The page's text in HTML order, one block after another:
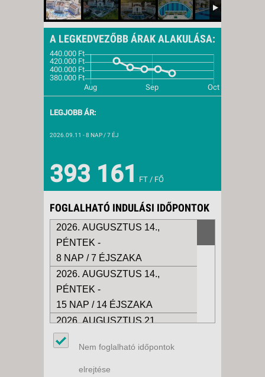
A LEGKEDVEZŐBB ÁRAK ALAKULÁSA:
LEGJOBB ÁR:
2026.09.11 - 8 NAP / 7 ÉJ
393 161 FT / FŐ
FOGLALHATÓ INDULÁSI IDŐPONTOK
2026. AUGUSZTUS 14.,
PÉNTEK -
8 NAP / 7 ÉJSZAKA
2026. AUGUSZTUS 14.,
PÉNTEK -
15 NAP / 14 ÉJSZAKA
2026. AUGUSZTUS 21.,
PÉNTEK -
15 NAP / 14 ÉJSZAKA
2026. AUGUSZTUS 21.,
Nem foglalható időpontok
elrejtése